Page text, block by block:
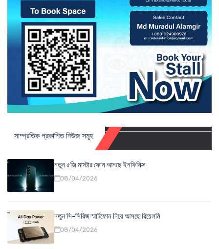
সাম্প্রতিক প্রকাশিত নিউজ সমূহ
নতুন ৫জি মাস্টার ফোন আনছে ইনফিনিক্স
08/04/2026
নতুন সি-সিরিজ স্মার্টফোন নিয়ে আসছে রিয়েলমি
08/04/2026